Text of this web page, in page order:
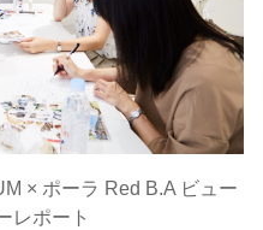
× ポーラ Red B.A ビュー
レポート